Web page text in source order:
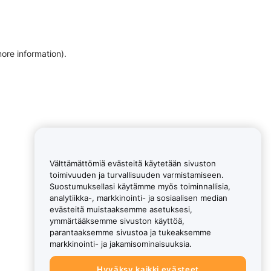
information).
Välttämättömiä evästeitä käytetään sivuston
toimivuuden ja turvallisuuden varmistamiseen.
Suostumuksellasi käytämme myös toiminnallisia,
analytiikka-, markkinointi- ja sosiaalisen median
evästeitä muistaaksemme asetuksesi,
ymmärtääksemme sivuston käyttöä,
parantaaksemme sivustoa ja tukeaksemme
markkinointi- ja jakamisominaisuuksia.